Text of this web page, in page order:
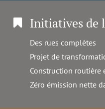
Initiatives de
Des rues complètes
Projet de
Construction routière
Zéro émission nette